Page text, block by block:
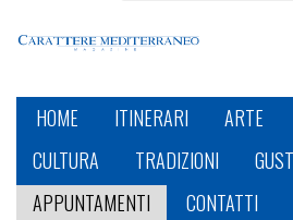
HOME ITINERARI ARTE
CULTURA
TRADIZIONI
APPUNTAMENTI
CONTATTI